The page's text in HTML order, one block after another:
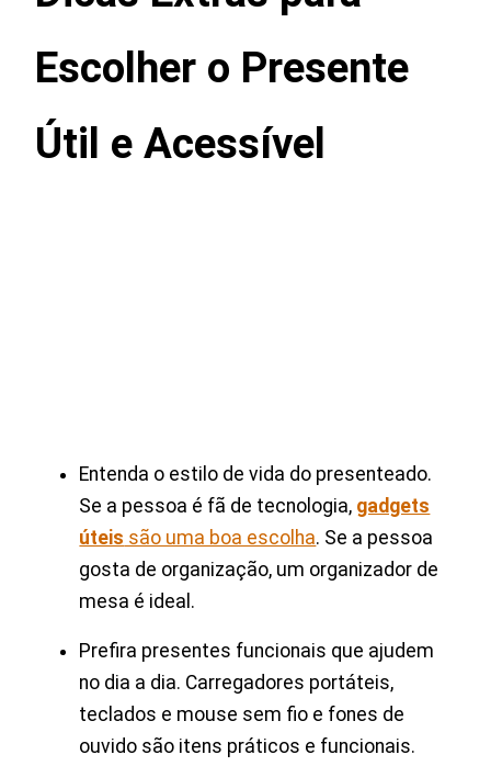
Escolher o Presente
Útil e Acessível
Entenda o estilo de vida do presenteado.
Se a pessoa é fã de tecnologia, gadgets
úteis são uma boa escolha. Se a pessoa
gosta de organização, um organizador de
mesa é ideal.
Prefira presentes funcionais que ajudem
no dia a dia. Carregadores portáteis,
teclados e mouse sem fio e fones de
ouvido são itens práticos e funcionais.